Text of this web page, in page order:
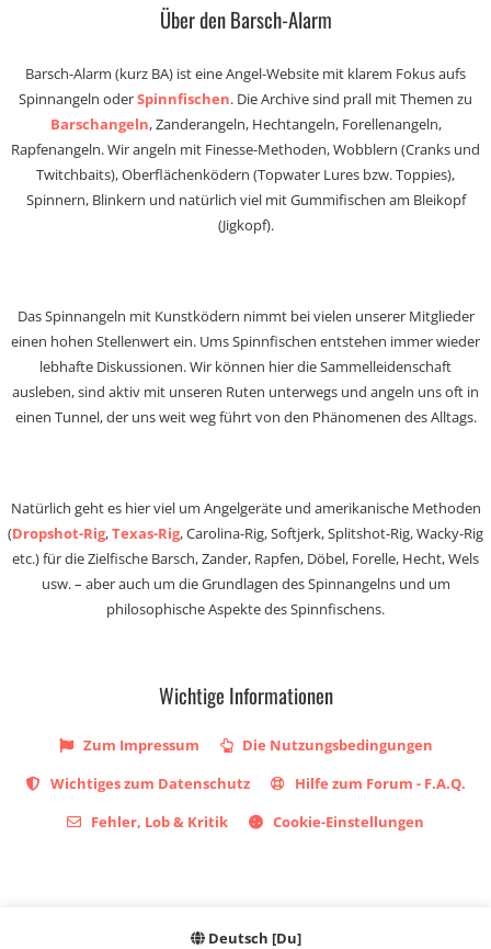
Über den Barsch-Alarm
Barsch-Alarm (kurz BA) ist eine Angel-Website mit klarem Fokus aufs
Spinnangeln oderSpinnfischen. Die Archive sind prall mit Themen zu
Barschangeln, Zanderangeln, Hechtangeln, Forellenangeln,
Rapfenangeln. Wir angeln mit Finesse-Methoden, Wobblern (Cranks und
Twitchbaits), Oberflächenködern (Topwater Lures bzw. Toppies),
Spinnern, Blinkern und natürlich viel mit Gummifischen am Bleikopf
(Jigkopf).
Das Spinnangeln mit Kunstködern nimmt bei vielen unserer Mitglieder
einen hohen Stellenwert ein. Ums Spinnfischen entstehen immer wieder
lebhafte Diskussionen. Wir können hier die Sammelleidenschaft
ausleben, sind aktiv mit unseren Ruten unterwegs und angeln uns oft in
einen Tunnel, der uns weit weg führt von den Phänomenen des Alltags.
Natürlich geht es hier viel um Angelgeräte und amerikanische Methoden
(Dropshot-Rig,Texas-Rig, Carolina-Rig, Softjerk, Splitshot-Rig, Wacky-Rig
etc.) für die Zielfische Barsch, Zander, Rapfen, Döbel, Forelle, Hecht, Wels
usw. – aber auch um die Grundlagen des Spinnangelns und um
philosophische Aspekte des Spinnfischens.
Wichtige Informationen
Zum Impressum
Die Nutzungsbedingungen
Wichtiges zum Datenschutz
Hilfe zum Forum - F.A.Q.
Fehler, Lob & Kritik
Cookie-Einstellungen
Deutsch [Du]